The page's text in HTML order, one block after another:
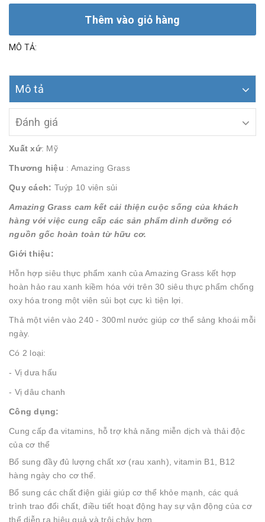
Thêm vào giỏ hàng
MÔ TẢ:
Mô tả
Đánh giá
Xuất xứ: Mỹ
Thương hiệu : Amazing Grass
Quy cách: Tuýp 10 viên sủi
Amazing Grass cam kết cải thiện cuộc sống của khách
hàng với việc cung cấp các sản phẩm dinh dưỡng có
nguồn gốc hoàn toàn từ hữu cơ.
Giới thiệu:
Hỗn hợp siêu thực phẩm xanh của Amazing Grass kết hợp
hoàn hảo rau xanh kiềm hóa với trên 30 siêu thực phẩm chống
oxy hóa trong một viên sủi bọt cực kì tiện lợi.
Thả một viên vào 240 - 300ml nước giúp cơ thể sảng khoái mỗi
ngày.
Có 2 loại:
- Vị dưa hấu
- Vị dâu chanh
Công dụng:
Cung cấp đa vitamins, hỗ trợ khả năng miễn dịch và thải độc
của cơ thể
Bổ sung đầy đủ lượng chất xơ (rau xanh), vitamin B1, B12
hàng ngày cho cơ thể.
Bổ sung các chất điện giải giúp cơ thể khỏe mạnh, các quá
trình trao đổi chất, điều tiết hoạt động hay sự vận động của cơ
thể diễn ra hiệu quả và trôi chảy hơn